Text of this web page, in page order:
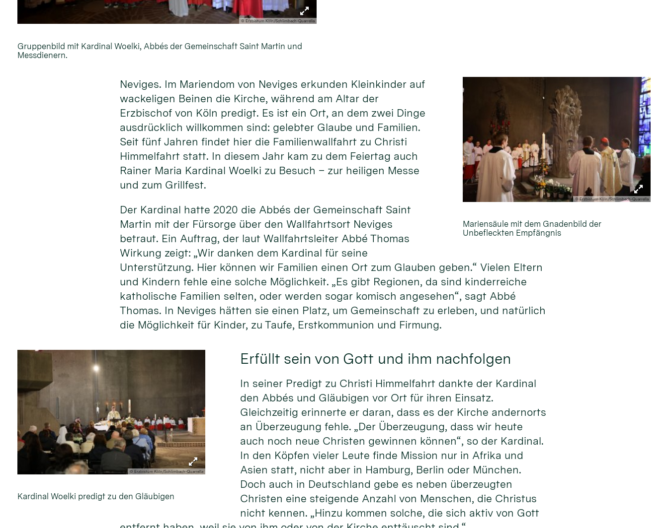
© Erzbistum Köln/Schlimbach-Quarrella
Gruppenbild mit Kardinal Woelki, Abbés der Gemeinschaft Saint Martin und
Messdienern.
© Erzbistum Köln/Schlimbach-Quarrella
Mariensäule mit dem Gnadenbild der
Unbefleckten Empfängnis
Neviges. Im Mariendom von Neviges erkunden Kleinkinder auf
wackeligen Beinen die Kirche, während am Altar der
Erzbischof von Köln predigt. Es ist ein Ort, an dem zwei Dinge
ausdrücklich willkommen sind: gelebter Glaube und Familien.
Seit fünf Jahren findet hier die Familienwallfahrt zu Christi
Himmelfahrt statt. In diesem Jahr kam zu dem Feiertag auch
Rainer Maria Kardinal Woelki zu Besuch – zur heiligen Messe
und zum Grillfest.
Der Kardinal hatte 2020 die Abbés der Gemeinschaft Saint
Martin mit der Fürsorge über den Wallfahrtsort Neviges
betraut. Ein Auftrag, der laut Wallfahrtsleiter Abbé Thomas
Wirkung zeigt: „Wir danken dem Kardinal für seine
Unterstützung. Hier können wir Familien einen Ort zum Glauben geben.“ Vielen Eltern
und Kindern fehle eine solche Möglichkeit. „Es gibt Regionen, da sind kinderreiche
katholische Familien selten, oder werden sogar komisch angesehen“, sagt Abbé
Thomas. In Neviges hätten sie einen Platz, um Gemeinschaft zu erleben, und natürlich
die Möglichkeit für Kinder, zu Taufe, Erstkommunion und Firmung.
© Erzbistum Köln/Schlimbach-Quarrella
Kardinal Woelki predigt zu den Gläubigen
Erfüllt sein von Gott und ihm nachfolgen
In seiner Predigt zu Christi Himmelfahrt dankte der Kardinal
den Abbés und Gläubigen vor Ort für ihren Einsatz.
Gleichzeitig erinnerte er daran, dass es der Kirche andernorts
an Überzeugung fehle. „Der Überzeugung, dass wir heute
auch noch neue Christen gewinnen können“, so der Kardinal.
In den Köpfen vieler Leute finde Mission nur in Afrika und
Asien statt, nicht aber in Hamburg, Berlin oder München.
Doch auch in Deutschland gebe es neben überzeugten
Christen eine steigende Anzahl von Menschen, die Christus
nicht kennen. „Hinzu kommen solche, die sich aktiv von Gott